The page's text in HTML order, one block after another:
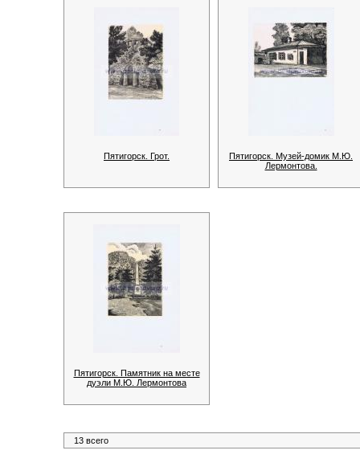
Пятигорск. Грот.
Пятигорск. Музей-домик М.Ю.
Лермонтова.
Пятигорск. Памятник на месте
дуэли М.Ю. Лермонтова
13 всего